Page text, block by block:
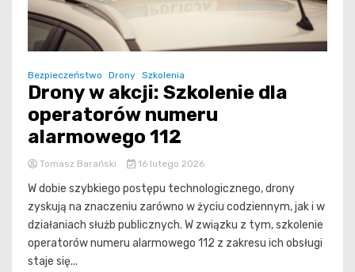
Bezpieczeństwo Drony Szkolenia
Drony w akcji: Szkolenie dla
operatorów numeru
alarmowego 112
Tomasz Barański 16 lutego 2026
W dobie szybkiego postępu technologicznego, drony
zyskują na znaczeniu zarówno w życiu codziennym, jak i w
działaniach służb publicznych. W związku z tym, szkolenie
operatorów numeru alarmowego 112 z zakresu ich obsługi
staje się...